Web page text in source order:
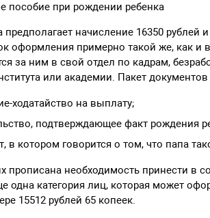
пособие при рождении ребенка
начисление 16350
оформления примерно такой же, как и
за ним в свой отдел по кадрам,
или академии. Пакет
ходатайство на выплату;
подтверждающее факт рождения
в котором говорится о том, что папа
прописана необходимость принести в
одна категория лиц, которая может
15512 рублей 65 копеек.